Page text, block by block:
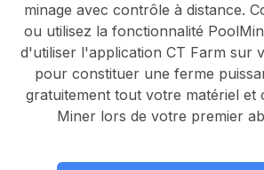
minage avec contrôle à distance.
ou utilisez la fonctionnalité
d'utiliser l'application CT Farm sur
pour constituer une ferme
gratuitement tout votre matériel et
Miner lors de votre premier